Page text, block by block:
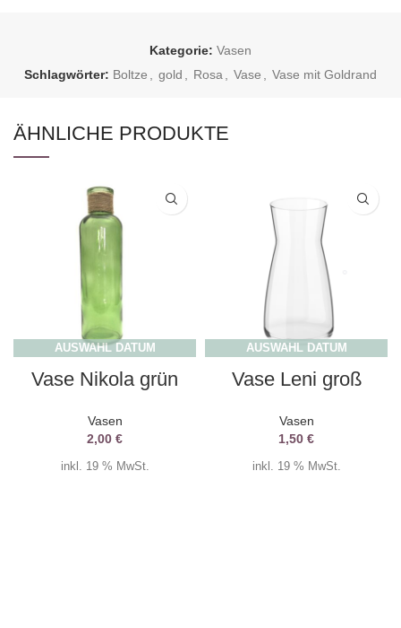
Kategorie: Vasen
Schlagwörter: Boltze , gold , Rosa, Vase , Vase mit Goldrand
ÄHNLICHE PRODUKTE
AUSWAHL DATUM
Vase Nikola grün
Vasen
2,00 €
inkl. 19 % MwSt.
AUSWAHL DATUM
Vase Leni groß
Vasen
1,50 €
inkl. 19 % MwSt.